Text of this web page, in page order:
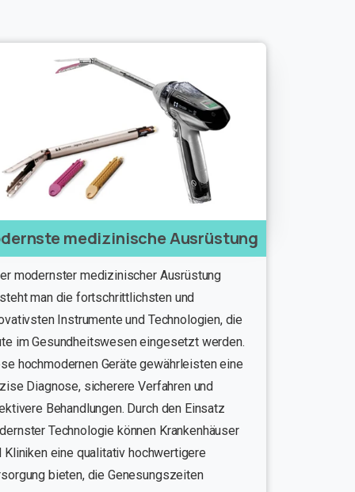
medizinische Ausrüstung
modernster medizinischer Ausrüstung
man die fortschrittlichsten und
Instrumente und Technologien, die
im Gesundheitswesen eingesetzt werden.
hochmodernen Geräte gewährleisten eine
Diagnose, sicherere Verfahren und
Behandlungen. Durch den Einsatz
Technologie können Krankenhäuser
Kliniken eine qualitativ hochwertigere
bieten, die Genesungszeiten